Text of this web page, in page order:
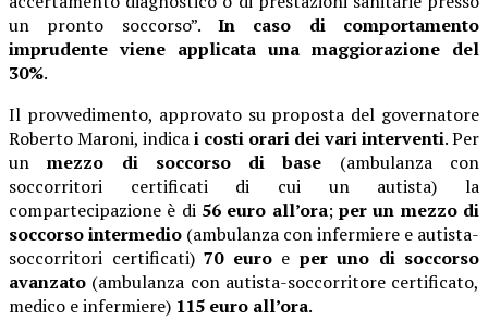
un pronto soccorso”. In caso di comportamento
imprudente viene applicata una maggiorazione del
30%.
Il provvedimento, approvato su proposta del governatore
Roberto Maroni, indicai costi orari dei vari interventi. Per
unmezzo di soccorso di base (ambulanza con
soccorritori certificati di cui un autista) la
compartecipazione è di 56 euro all’ora;per un mezzo di
soccorso intermedio (ambulanza con infermiere e autista-
soccorritori certificati) 70 euroe per uno di soccorso
avanzato (ambulanza con autista-soccorritore certificato,
medico e infermiere) 115 euro all’ora.